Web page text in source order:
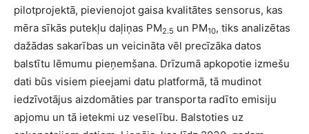
pilotprojektā, pievienojot gaisa kvalitātes sensorus, kas
mēra sīkās putekļu daļiņas PM2.5 un PM10, tiks analizētas
dažādas sakarības un veicināta vēl precīzāka datos
balstītu lēmumu pieņemšana. Drīzumā apkopotie izmešu
dati būs visiem pieejami datu platformā, tā mudinot
iedzīvotājus aizdomāties par transporta radīto emisiju
apjomu un tā ietekmi uz veselību. Balstoties uz